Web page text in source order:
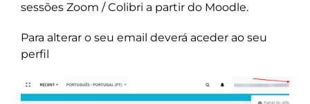
sessões Zoom / Colibri a partir do Moodle.
Para alterar o seu email deverá aceder ao seu
perfil